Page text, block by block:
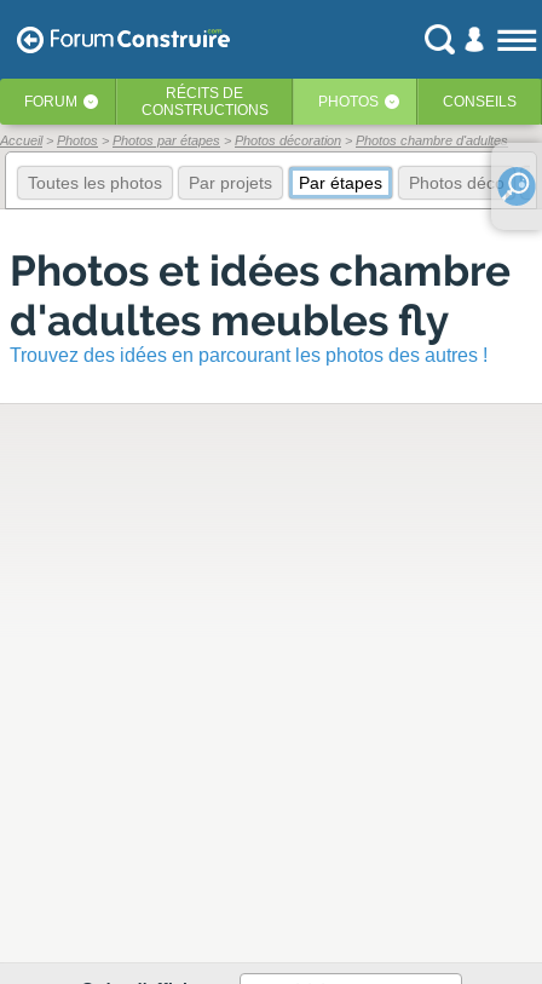
FORUM ‹ RÉCITS DE
CONSTRUCTIONS
PHOTOS ‹ CONSEILS
Accueil Photos Photos par étapes Photos décoration Photos chambre d'adultes
Toutes les photos Par projets Par étapes Photos déco
Photos et idées chambre
d'adultes meubles fly
Trouvez des idées en parcourant les photos des autres !